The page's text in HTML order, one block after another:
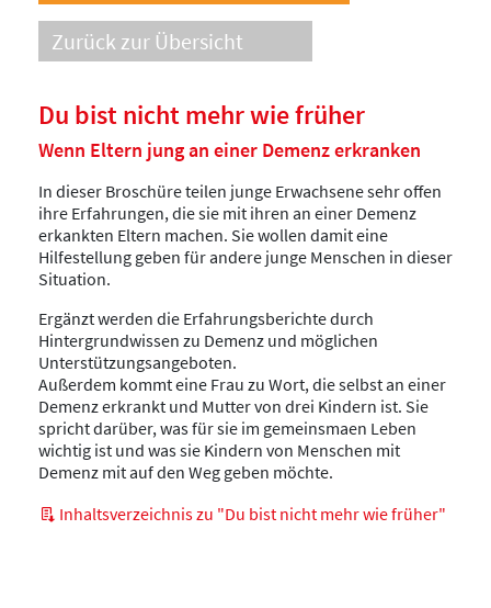
Zurück zur Übersicht
Du bist nicht mehr wie früher
Wenn Eltern jung an einer Demenz erkranken
In dieser Broschüre teilen junge Erwachsene sehr offen
ihre Erfahrungen, die sie mit ihren an einer Demenz
erkankten Eltern machen. Sie wollen damit eine
Hilfestellung geben für andere junge Menschen in dieser
Situation.
Ergänzt werden die Erfahrungsberichte durch
Hintergrundwissen zu Demenz und möglichen
Unterstützungsangeboten.
Außerdem kommt eine Frau zu Wort, die selbst an einer
Demenz erkrankt und Mutter von drei Kindern ist. Sie
spricht darüber, was für sie im gemeinsmaen Leben
wichtig ist und was sie Kindern von Menschen mit
Demenz mit auf den Weg geben möchte.
Inhaltsverzeichnis zu "Du bist nicht mehr wie früher"